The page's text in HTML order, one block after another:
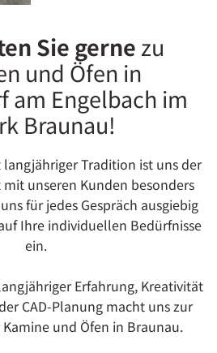
Sie gerne zu
und Öfen in
am Engelbach im
Braunau!
Tradition ist uns der
unseren Kunden besonders
für jedes Gespräch ausgiebig
Ihre individuellen Bedürfnisse
ein.
Erfahrung, Kreativität
CAD-Planung macht uns zur
und Öfen in Braunau.